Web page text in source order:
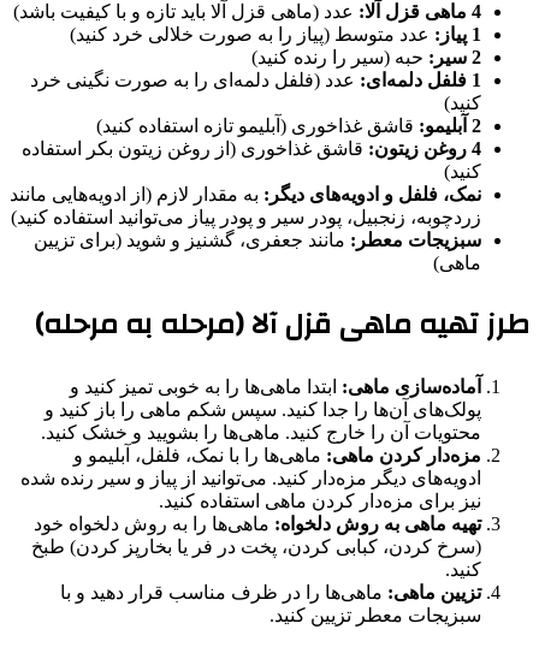
4 ماهی قزل آلا:
عدد (ماهی قزل آلا باید تازه و با کیفیت باشد)
1 پیاز:
عدد متوسط (پیاز را به صورت خلالی خرد کنید)
2 سیر:
حبه (سیر را رنده کنید)
1 فلفل دلمه‌ای:
عدد (فلفل دلمه‌ای را به صورت نگینی خرد
کنید)
2 آبلیمو:
قاشق غذاخوری (آبلیمو تازه استفاده کنید)
4 روغن زیتون:
قاشق غذاخوری (از روغن زیتون بکر استفاده
کنید)
نمک، فلفل و ادویه‌های دیگر: به مقدار لازم (از ادویه‌هایی مانند
زردچوبه، زنجبیل، پودر سیر و پودر پیاز می‌توانید استفاده کنید)
سبزیجات معطر: مانند جعفری، گشنیز و شوید (برای تزیین
ماهی)
طرز تهیه ماهی قزل آلا (مرحله به مرحله)
آماده‌سازی ماهی: ابتدا ماهی‌ها را به خوبی تمیز کنید و
پولک‌های آن‌ها را جدا کنید. سپس شکم ماهی را باز کنید و
محتویات آن را خارج کنید. ماهی‌ها را بشویید و خشک کنید.
مزه‌دار کردن ماهی: ماهی‌ها را با نمک، فلفل، آبلیمو و
ادویه‌های دیگر مزه‌دار کنید. می‌توانید از پیاز و سیر رنده شده
نیز برای مزه‌دار کردن ماهی استفاده کنید.
تهیه ماهی به روش دلخواه: ماهی‌ها را به روش دلخواه خود
(سرخ کردن، کبابی کردن، پخت در فر یا بخارپز کردن) طبخ
کنید.
تزیین ماهی: ماهی‌ها را در ظرف مناسب قرار دهید و با
سبزیجات معطر تزیین کنید.